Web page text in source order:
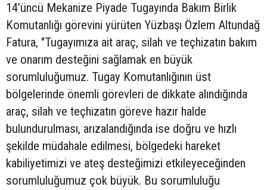
14’üncü Mekanize Piyade Tugayında Bakım Birlik
Komutanlığı görevini yürüten Yüzbaşı Özlem Altundağ
Fatura, "Tugayımıza ait araç, silah ve teçhizatın bakım
ve onarım desteğini sağlamak en büyük
sorumluluğumuz. Tugay Komutanlığının üst
bölgelerinde önemli görevleri de dikkate alındığında
araç, silah ve teçhizatın göreve hazır halde
bulundurulması, arızalandığında ise doğru ve hızlı
şekilde müdahale edilmesi, bölgedeki hareket
kabiliyetimizi ve ateş desteğimizi etkileyeceğinden
sorumluluğumuz çok büyük. Bu sorumluluğu